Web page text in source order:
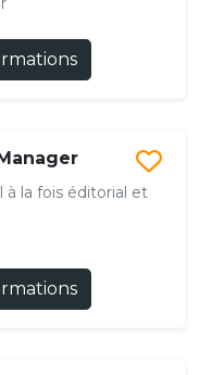
à la fois éditorial et